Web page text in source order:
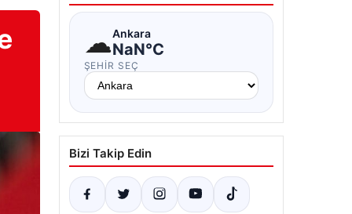
☁Ankara
NaN°C
ŞEHIR SEÇ
Bizi Takip Edin